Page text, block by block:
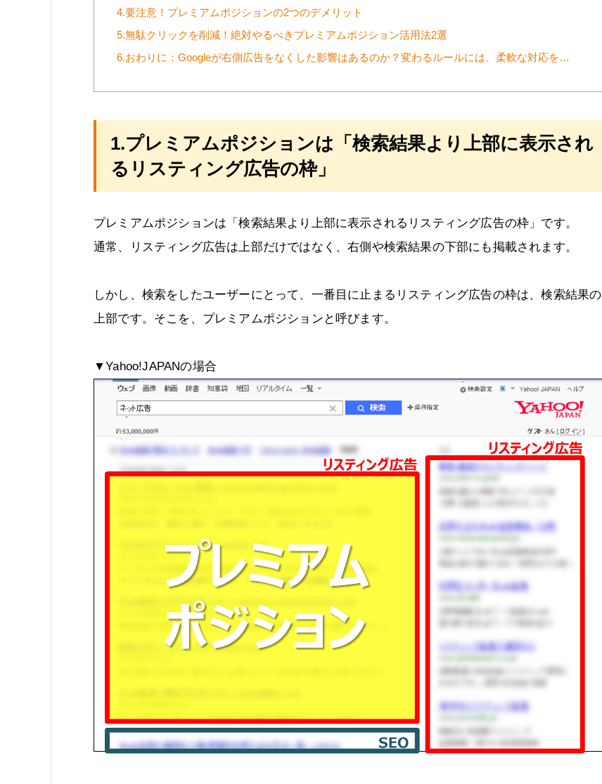
4.要注意！プレミアムポジションの2つのデメリット
5.無駄クリックを削減！絶対やるべきプレミアムポジション活用法2選
6.おわりに：Googleが右側広告をなくした影響はあるのか？変わるルールには、柔軟な対応を…
1.プレミアムポジションは「検索結果より上部に表示され
るリスティング広告の枠」
プレミアムポジションは「検索結果より上部に表示されるリスティング広告の枠」です。
通常、リスティング広告は上部だけではなく、右側や検索結果の下部にも掲載されます。
しかし、検索をしたユーザーにとって、一番目に止まるリスティング広告の枠は、検索結果の
上部です。そこを、プレミアムポジションと呼びます。
▼Yahoo!JAPANの場合